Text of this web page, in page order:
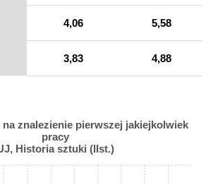
4,06 5,58
3,83 4,88
znalezienie pierwszej jakiejkolwiek
pracy
Historia sztuki (IIst.)